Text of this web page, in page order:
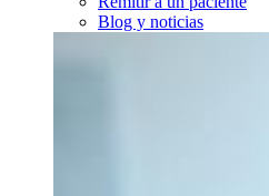
Blog y noticias